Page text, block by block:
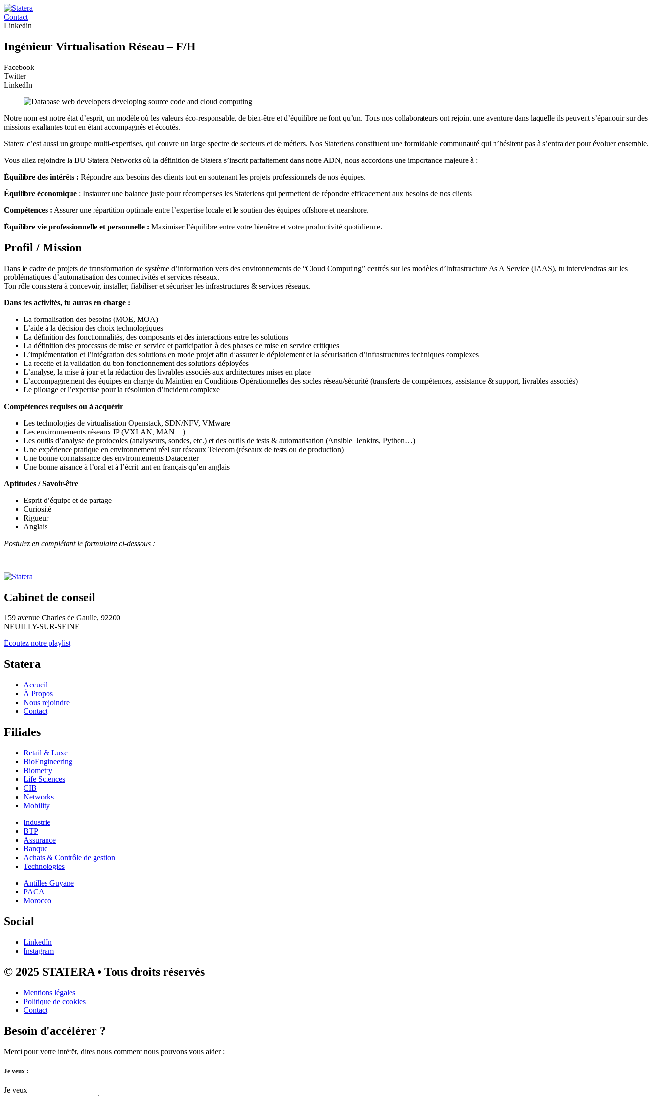
Contact
Linkedin
Ingénieur Virtualisation Réseau – F/H
Facebook
Twitter
LinkedIn
Notre nom est notre état d’esprit, un modèle où les valeurs éco-responsable, de bien-être et d’équilibre ne font qu’un. Tous nos collaborateurs ont rejoint une aventure dans laquelle ils peuvent s’épanouir sur des
missions exaltantes tout en étant accompagnés et écoutés.
Statera c’est aussi un groupe multi-expertises, qui couvre un large spectre de secteurs et de métiers. Nos Stateriens constituent une formidable communauté qui n’hésitent pas à s’entraider pour évoluer ensemble.
Vous allez rejoindre la BU Statera Networks où la définition de Statera s’inscrit parfaitement dans notre ADN, nous accordons une importance majeure à :
Équilibre des intérêts : Répondre aux besoins des clients tout en soutenant les projets professionnels de nos équipes.
Équilibre économique : Instaurer une balance juste pour récompenses les Stateriens qui permettent de répondre efficacement aux besoins de nos clients
Compétences : Assurer une répartition optimale entre l’expertise locale et le soutien des équipes offshore et nearshore.
Équilibre vie professionnelle et personnelle : Maximiser l’équilibre entre votre bienêtre et votre productivité quotidienne.
Profil / Mission
Dans le cadre de projets de transformation de système d’information vers des environnements de “Cloud Computing” centrés sur les modèles d’Infrastructure As A Service (IAAS), tu interviendras sur les
problématiques d’automatisation des connectivités et services réseaux.
Ton rôle consistera à concevoir, installer, fiabiliser et sécuriser les infrastructures & services réseaux.
Dans tes activités, tu auras en charge :
La formalisation des besoins (MOE, MOA)
L’aide à la décision des choix technologiques
La définition des fonctionnalités, des composants et des interactions entre les solutions
La définition des processus de mise en service et participation à des phases de mise en service critiques
L’implémentation et l’intégration des solutions en mode projet afin d’assurer le déploiement et la sécurisation d’infrastructures techniques complexes
La recette et la validation du bon fonctionnement des solutions déployées
L’analyse, la mise à jour et la rédaction des livrables associés aux architectures mises en place
L’accompagnement des équipes en charge du Maintien en Conditions Opérationnelles des socles réseau/sécurité (transferts de compétences, assistance & support, livrables associés)
Le pilotage et l’expertise pour la résolution d’incident complexe
Compétences requises ou à acquérir
Les technologies de virtualisation Openstack, SDN/NFV, VMware
Les environnements réseaux IP (VXLAN, MAN…)
Les outils d’analyse de protocoles (analyseurs, sondes, etc.) et des outils de tests & automatisation (Ansible, Jenkins, Python…)
Une expérience pratique en environnement réel sur réseaux Telecom (réseaux de tests ou de production)
Une bonne connaissance des environnements Datacenter
Une bonne aisance à l’oral et à l’écrit tant en français qu’en anglais
Aptitudes / Savoir-être
Esprit d’équipe et de partage
Curiosité
Rigueur
Anglais
Postulez en complétant le formulaire ci-dessous :
Cabinet de conseil
159 avenue Charles de Gaulle, 92200
NEUILLY-SUR-SEINE
Écoutez notre playlist
Statera
Accueil
À Propos
Nous rejoindre
Contact
Filiales
Retail & Luxe
BioEngineering
Biometry
Life Sciences
CIB
Networks
Mobility
Industrie
BTP
Assurance
Banque
Achats & Contrôle de gestion
Technologies
Antilles Guyane
PACA
Morocco
Social
LinkedIn
Instagram
© 2025 STATERA • Tous droits réservés
Mentions légales
Politique de cookies
Contact
Besoin d'accélérer ?
Merci pour votre intérêt, dites nous comment nous pouvons vous aider :
Je veux :
Je veux